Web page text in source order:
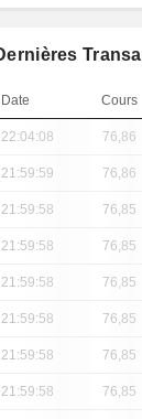
Date Cours
22:04:08 76,86
21:59:59 76,86
21:59:58 76,85
21:59:58 76,85
21:59:58 76,85
21:59:58 76,85
21:59:58 76,85
21:59:58 76,85